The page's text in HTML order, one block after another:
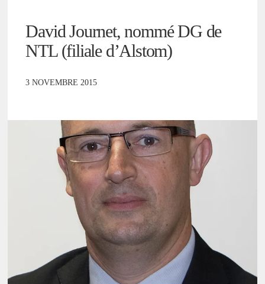
David Journet, nommé DG de
NTL (filiale d’Alstom)
3 NOVEMBRE 2015